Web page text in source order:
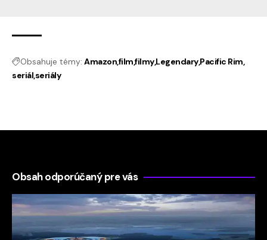
Obsahuje témy: AmazonfilmfilmyLegendaryPacific Rim
seriálseriály
Obsah odporúčaný pre vás